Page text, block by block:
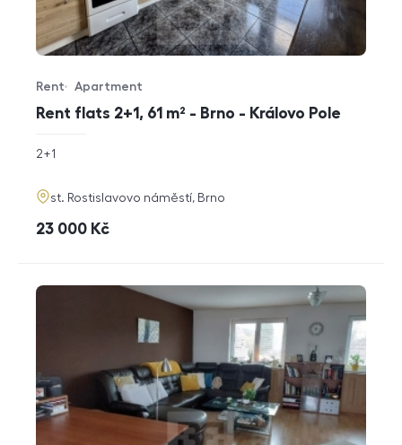
Rent flats 2+1, 61 m² - Brno - Královo Pole
Offer type
Rent
Property type
Apartment
rozměry
disposition
2+1
adresa
st. Rostislavovo náměstí, Brno
cena
23 000 Kč